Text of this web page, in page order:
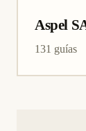
Aspel
131 guías